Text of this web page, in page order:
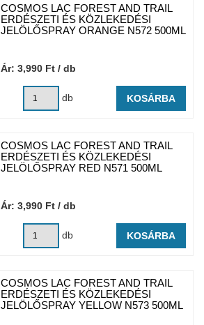
COSMOS LAC FOREST AND TRAIL
ERDÉSZETI ÉS KÖZLEKEDÉSI
JELÖLŐSPRAY ORANGE N572 500ML
Ár: 3,990 Ft / db
db KOSÁRBA
COSMOS LAC FOREST AND TRAIL
ERDÉSZETI ÉS KÖZLEKEDÉSI
JELÖLŐSPRAY RED N571 500ML
Ár: 3,990 Ft / db
db KOSÁRBA
COSMOS LAC FOREST AND TRAIL
ERDÉSZETI ÉS KÖZLEKEDÉSI
JELÖLŐSPRAY YELLOW N573 500ML